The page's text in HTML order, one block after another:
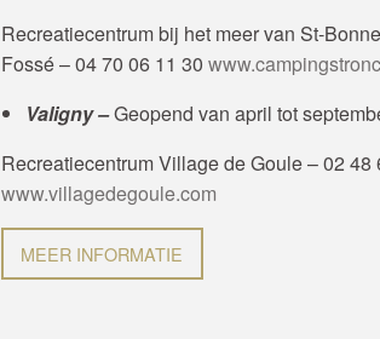
Recreatiecentrum bij het meer van St-
Fossé – 04 70 06 11 30
Valigny –Geopend van april tot
Recreatiecentrum Village de Goule – 02 48
www.villagedegoule.com
MEER INFORMATIE